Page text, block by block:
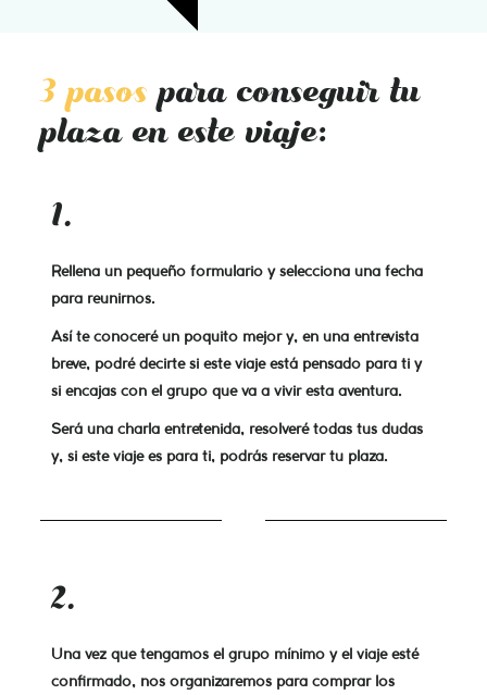
3 pasos para conseguir tu
plaza en este viaje:
1.
Rellena un pequeño formulario y selecciona una fecha
para reunirnos.
Así te conoceré un poquito mejor y, en una entrevista
breve, podré decirte si este viaje está pensado para ti y
si encajas con el grupo que va a vivir esta aventura.
Será una charla entretenida, resolveré todas tus dudas
y, si este viaje es para ti, podrás reservar tu plaza.
2.
Una vez que tengamos el grupo mínimo y el viaje esté
confirmado, nos organizaremos para comprar los